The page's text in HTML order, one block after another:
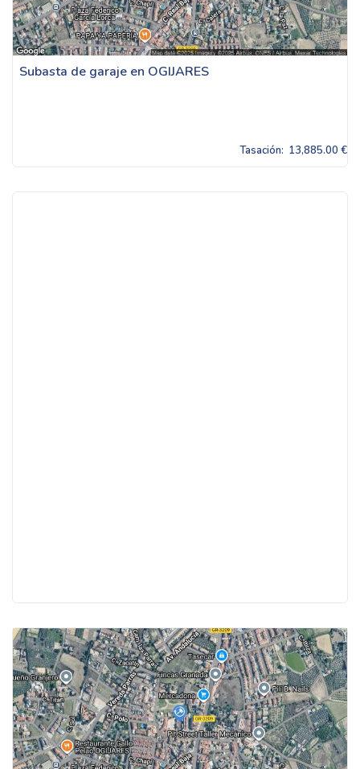
Subasta de garaje en OGIJARES
Tasación: 13,885.00 €